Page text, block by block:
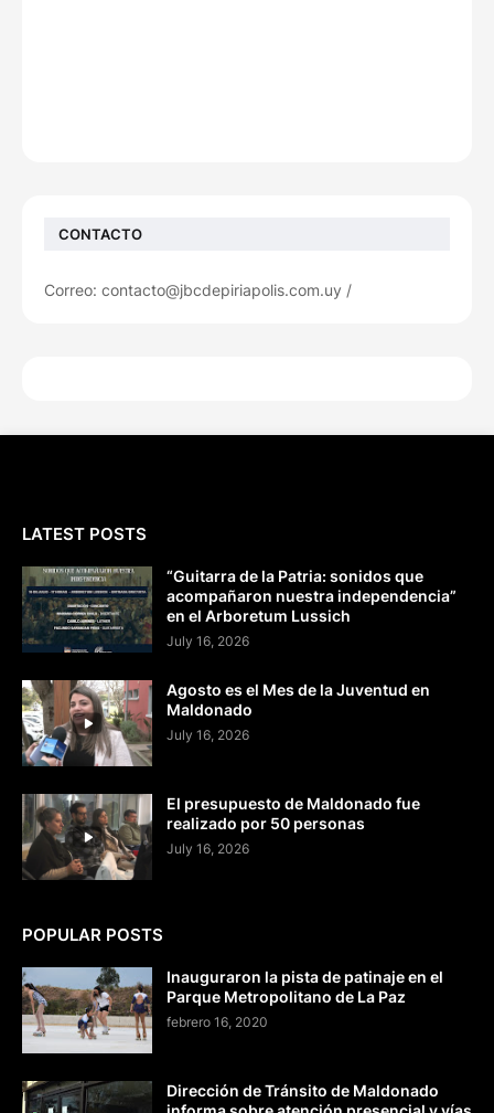
CONTACTO
Correo: contacto@jbcdepiriapolis.com.uy /
LATEST POSTS
“Guitarra de la Patria: sonidos que
acompañaron nuestra independencia”
en el Arboretum Lussich
July 16, 2026
Agosto es el Mes de la Juventud en
Maldonado
July 16, 2026
El presupuesto de Maldonado fue
realizado por 50 personas
July 16, 2026
POPULAR POSTS
Inauguraron la pista de patinaje en el
Parque Metropolitano de La Paz
febrero 16, 2020
Dirección de Tránsito de Maldonado